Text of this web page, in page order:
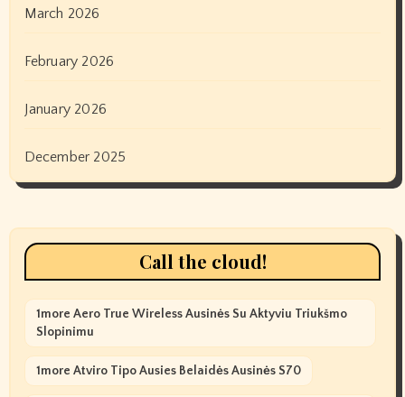
March 2026
February 2026
January 2026
December 2025
Call the cloud!
1more Aero True Wireless Ausinės Su Aktyviu Triukšmo
Slopinimu
1more Atviro Tipo Ausies Belaidės Ausinės S70